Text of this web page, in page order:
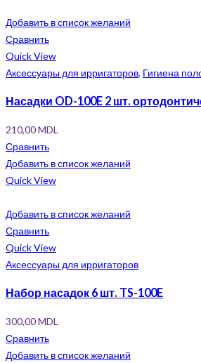
Добавить в список желаний
Сравнить
Quick View
Аксессуары для ирригаторов, Гигиена
Насадки OD-100E 2 шт.
210,00MDL
Сравнить
Добавить в список желаний
Quick View
Добавить в список желаний
Сравнить
Quick View
Аксессуары для ирригаторов
Набор насадок 6 шт. TS-100E
300,00MDL
Сравнить
Добавить в список желаний